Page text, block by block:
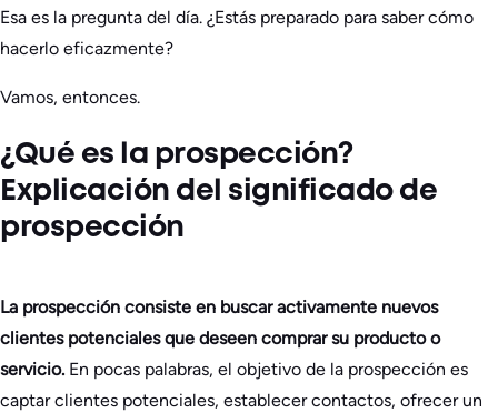
Esa es la pregunta del día. ¿Estás preparado para saber cómo
hacerlo eficazmente?
Vamos, entonces.
¿Qué es la prospección?
Explicación del significado de
prospección
La prospección consiste en buscar activamente nuevos
clientes potenciales que deseen comprar su producto o
servicio. En pocas palabras, el objetivo de la prospección es
captar clientes potenciales, establecer contactos, ofrecer un